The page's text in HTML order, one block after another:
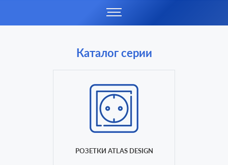
Каталог серии
РОЗЕТКИ ATLAS DESIGN